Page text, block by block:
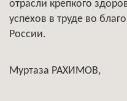
отрасли крепкого
успехов в труде во
России.
Муртаза РАХИМОВ,